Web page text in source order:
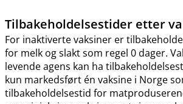
Tilbakeholdelsestider etter
For inaktiverte vaksiner er
for melk og slakt som regel 0 dager.
levende agens kan ha
kun markedsført én vaksine i Norge
tilbakeholdelsestid for